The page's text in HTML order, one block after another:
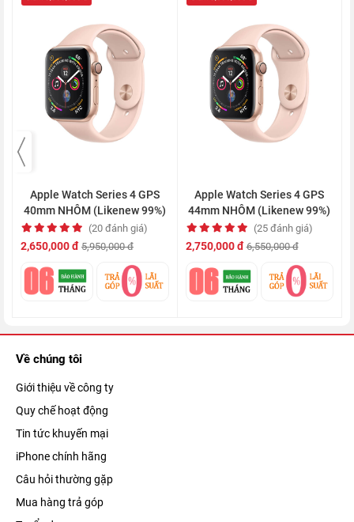
Đồng hồ thông minh Apple S4 được trang bị chế độ GPS giúp
bạn định vị được tổng quãng đường đã tập luyện, từ đó phân
tích và cung cấp thông tin về lộ trình trong quá trình luyện tập
cho bạn.
Tính năng Walkie Talkie
Walkie Talkie - đó là tên gọi của tính năng mới mà Apple đã
trang bị cho S4, cho phép bạn tạo nên các đoạn hội thoại ngắn
và gửi tin nhắn thông qua mặt đồng hồ, để trò chuyện với
người cũng đã kết nối Walkie Talkie.
Khả năng chống nước
Apple Watch Series 4 GPS
40mm NHÔM (Likenew 99%)
(20 đánh giá)
2,650,000 đ 5,950,000 đ
Apple Watch Series 4 GPS
44mm NHÔM (Likenew 99%)
(25 đánh giá)
2,750,000 đ 6,550,000 đ
Về chúng tôi
Giới thiệu về công ty
Quy chế hoạt động
Tin tức khuyến mại
iPhone chính hãng
Câu hỏi thường gặp
Mua hàng trả góp